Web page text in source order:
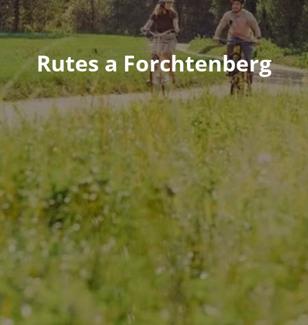
Rutes a Forchtenberg